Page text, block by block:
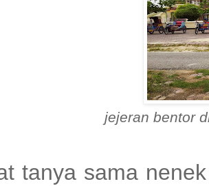
jejeran bentor
tanya sama